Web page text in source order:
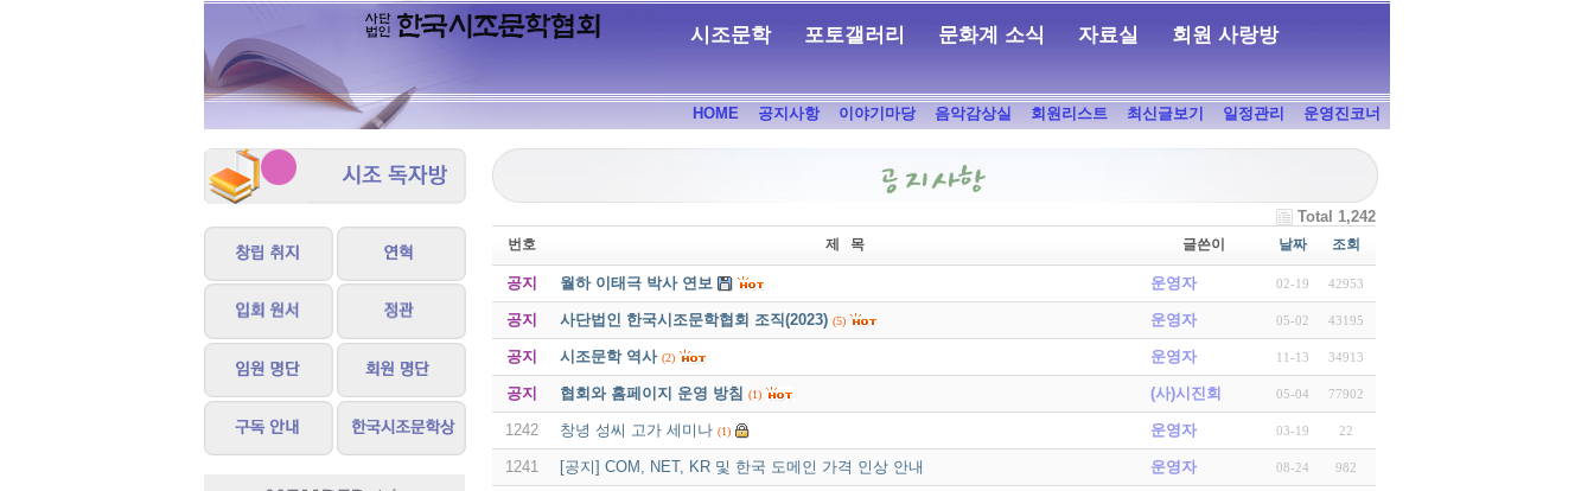
시조문학 포토갤러리 문화계 소식 자료실 회원 사랑방
HOME 공지사항 이야기마당 음악감상실 회원리스트 최신글보기 일정관리 운영진코너
Total 1,242
번호 제 목 글쓴이 날짜 조회
공지 월하 이태극 박사 연보 운영자 02-19 42953
공지 사단법인 한국시조문학협회 조직(2023) (5) 운영자 05-02 43195
공지 시조문학 역사 (2) 운영자 11-13 34913
공지 협회와 홈페이지 운영 방침 (1) (사)시진회 05-04 77902
1242 창녕 성씨 고가 세미나 (1) 운영자 03-19 22
1241 [공지] COM, NET, KR 및 한국 도메인 가격 인상 안내 운영자 08-24 982